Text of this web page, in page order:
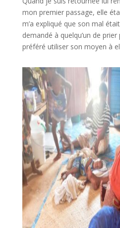
mon premier passage, elle
m’a expliqué que son mal
demandé à quelqu’un de
préféré utiliser son moyen à